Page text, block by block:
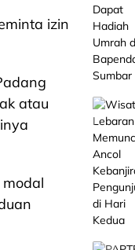
izin
atau